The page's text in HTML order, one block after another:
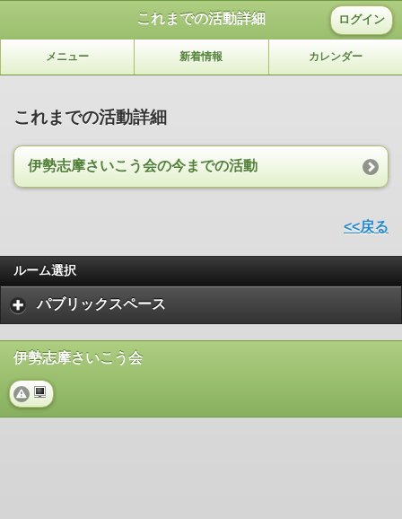
これまでの活動詳細 ログイン
メニュー 新着情報 カレンダー
これまでの活動詳細
伊勢志摩さいこう会の今までの活動
<<戻る
ルーム選択
パブリックスペース
伊勢志摩さいこう会